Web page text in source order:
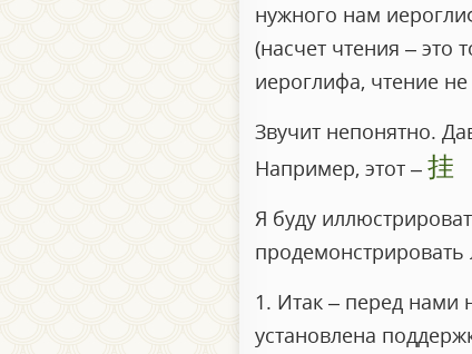
нужного нам
(насчет чтения – это
иероглифа, чтение не
Звучит непонятно.
Например, этот – 挂
Я буду
продемонстрировать
1. Итак – перед нами
установлена